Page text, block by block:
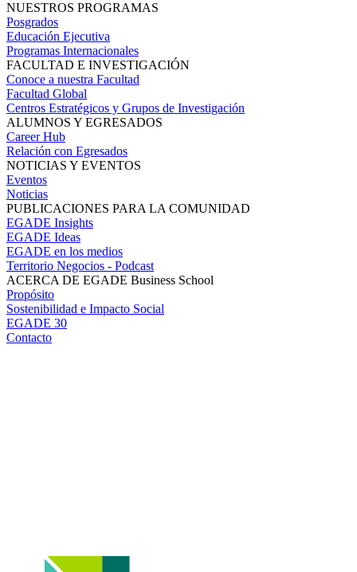
NUESTROS PROGRAMAS
Posgrados
Educación Ejecutiva
Programas Internacionales
FACULTAD E INVESTIGACIÓN
Conoce a nuestra Facultad
Facultad Global
Centros Estratégicos y Grupos de Investigación
ALUMNOS Y EGRESADOS
Career Hub
Relación con Egresados
NOTICIAS Y EVENTOS
Eventos
Noticias
PUBLICACIONES PARA LA COMUNIDAD
EGADE Insights
EGADE Ideas
EGADE en los medios
Territorio Negocios - Podcast
ACERCA DE EGADE Business School
Propósito
Sostenibilidad e Impacto Social
EGADE 30
Contacto